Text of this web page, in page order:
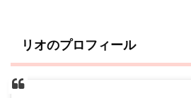
リオのプロフィール